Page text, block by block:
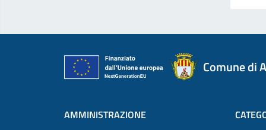
Comune di
AMMINISTRAZIONE